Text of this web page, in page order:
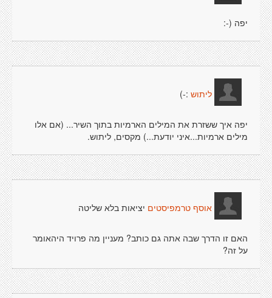
יפה (-:
ליתוש :-)
יפה איך ששזרת את המילים הארמיות בתוך השיר... (אם אלו
מילים ארמיות...איני יודעת...) מקסים, ליתוש.
אוסף טרמפיסטים יציאות בלא שליטה
האם זו הדרך שבה אתה גם כותב? מעניין מה פרויד היהאומר
על זה?